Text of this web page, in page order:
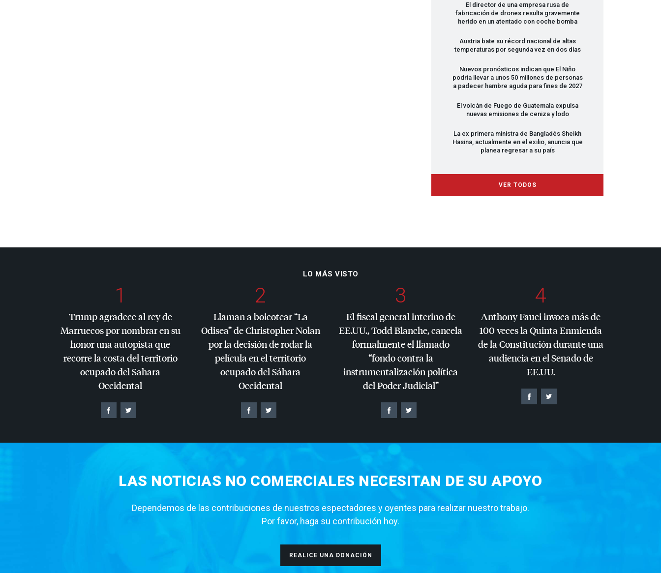
El director de una empresa rusa de
fabricación de drones resulta gravemente
herido en un atentado con coche bomba
Austria bate su récord nacional de altas
temperaturas por segunda vez en dos días
Nuevos pronósticos indican que El Niño
podría llevar a unos 50 millones de personas
a padecer hambre aguda para fines de 2027
El volcán de Fuego de Guatemala expulsa
nuevas emisiones de ceniza y lodo
La ex primera ministra de Bangladés Sheikh
Hasina, actualmente en el exilio, anuncia que
planea regresar a su país
VER TODOS
LO MÁS VISTO
1
Trump agradece al rey de
Marruecos por nombrar en su
honor una autopista que
recorre la costa del territorio
ocupado del Sahara
Occidental
2
Llaman a boicotear “La
Odisea” de Christopher Nolan
por la decisión de rodar la
película en el territorio
ocupado del Sáhara
Occidental
3
El fiscal general interino de
EE.UU., Todd Blanche, cancela
formalmente el llamado
“fondo contra la
instrumentalización política
del Poder Judicial”
4
Anthony Fauci invoca más de
100 veces la Quinta Enmienda
de la Constitución durante una
audiencia en el Senado de
EE.UU.
LAS NOTICIAS NO COMERCIALES NECESITAN DE SU APOYO
Dependemos de las contribuciones de nuestros espectadores y oyentes para realizar nuestro trabajo.
Por favor, haga su contribución hoy.
REALICE UNA DONACIÓN